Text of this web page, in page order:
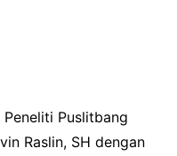
Puslitbang
Raslin, SH dengan